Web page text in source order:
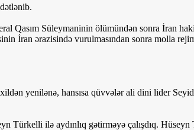
Qasım Süleymaninin ölümündən sonra İran
İran ərazisində vurulmasından sonra molla
yenilənə, hansısa qüvvələr ali dini lider
Türkelli ilə aydınlıq gətirməyə çalışdıq.